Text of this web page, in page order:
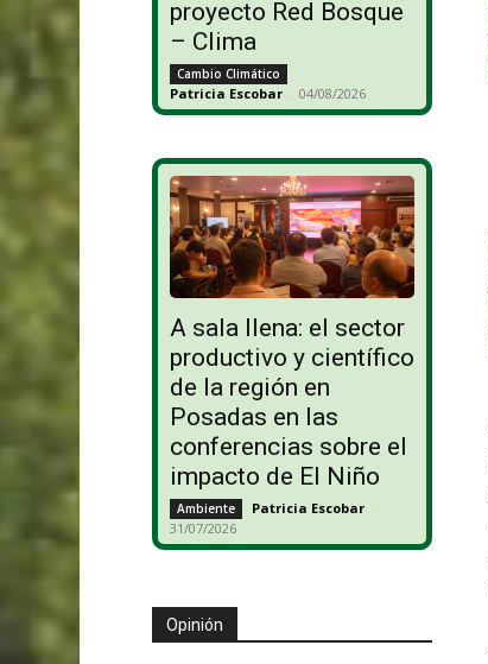
proyecto Red Bosque
– Clima
Cambio Climático
Patricia Escobar - 04/08/2026
A sala llena: el sector
productivo y científico
de la región en
Posadas en las
conferencias sobre el
impacto de El Niño
Ambiente Patricia Escobar -
31/07/2026
Opinión